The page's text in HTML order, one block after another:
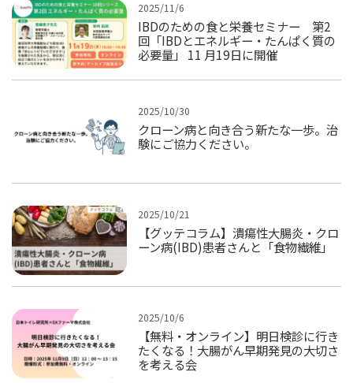
2025/11/6
IBDのための食と栄養セミナー 第2
回「IBDとエネルギー・たんぱく質の
必要量」 11 月19日に開催
2025/10/30
クローン病と向き合う新たな一歩。治
験にご協力ください。
2025/10/21
【グッテコラム】潰瘍性大腸炎・クロ
ーン病(IBD)患者さんと「食物繊維」
2025/10/6
【無料・オンライン】明日検診に行き
たくなる！大腸がん早期発見の大切さ
を考える会